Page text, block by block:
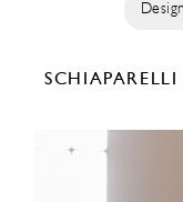
SCHIAPARELLI